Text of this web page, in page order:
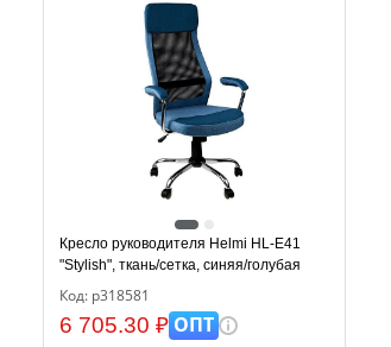
Кресло руководителя Helmi HL-E41
"Stylish", ткань/сетка, синяя/голубая
Код: р318581
6 705.30 ₽ОПТ